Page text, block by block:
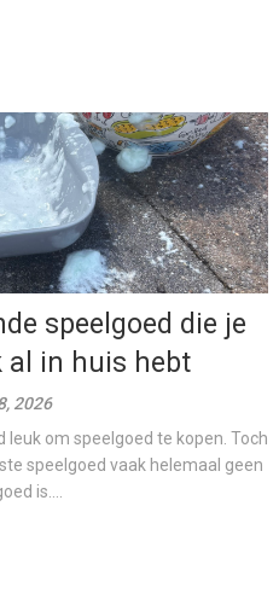
speelgoed die je
in huis hebt
2026
om speelgoed te kopen. Toch
speelgoed vaak helemaal geen
is....